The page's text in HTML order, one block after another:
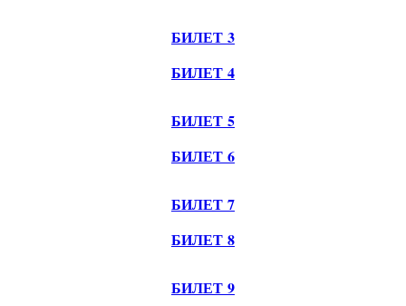
БИЛЕТ 3
БИЛЕТ 4
БИЛЕТ 5
БИЛЕТ 6
БИЛЕТ 7
БИЛЕТ 8
БИЛЕТ 9